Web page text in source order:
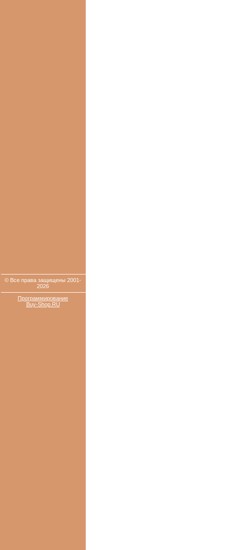
© Все права защищены 2001-
2026
Программирование
Buy-Shop.RU